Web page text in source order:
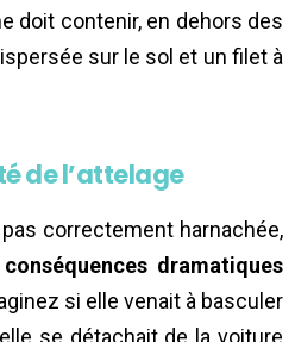
doit contenir, en dehors des
sur le sol et un filet à
de l’attelage
correctement harnachée,
conséquences dramatiques
si elle venait à basculer